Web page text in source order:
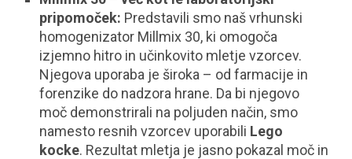
pripomoček: Predstavili smo naš vrhunski
homogenizator Millmix 30, ki omogoča
izjemno hitro in učinkovito mletje vzorcev.
Njegova uporaba je široka – od farmacije in
forenzike do nadzora hrane. Da bi njegovo
moč demonstrirali na poljuden način, smo
namesto resnih vzorcev uporabili Lego
kocke. Rezultat mletja je jasno pokazal moč in